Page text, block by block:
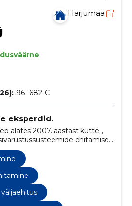
Harjumaa
961 682 €
eksperdid.
alates 2007. aastast kütte-,
ehitamise
tööstustorustike ehitamisega,
kütteseadmete müüki ning
katlamajade ja